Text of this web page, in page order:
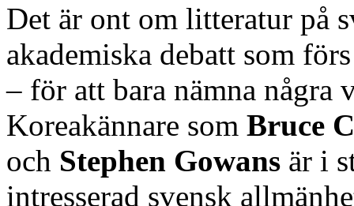
Det är ont om litteratur på
akademiska debatt som
– för att bara nämna några
Koreakännare som Bruce
och Stephen Gowans är i
intresserad svensk